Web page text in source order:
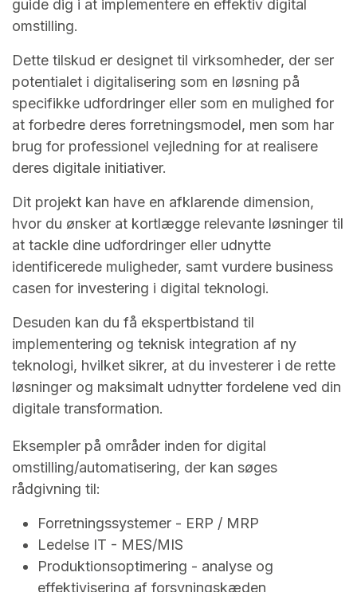
guide dig i at implementere en effektiv digital
omstilling.
Dette tilskud er designet til virksomheder, der ser
potentialet i digitalisering som en løsning på
specifikke udfordringer eller som en mulighed for
at forbedre deres forretningsmodel, men som har
brug for professionel vejledning for at realisere
deres digitale initiativer.
Dit projekt kan have en afklarende dimension,
hvor du ønsker at kortlægge relevante løsninger til
at tackle dine udfordringer eller udnytte
identificerede muligheder, samt vurdere business
casen for investering i digital teknologi.
Desuden kan du få ekspertbistand til
implementering og teknisk integration af ny
teknologi, hvilket sikrer, at du investerer i de rette
løsninger og maksimalt udnytter fordelene ved din
digitale transformation.
Eksempler på områder inden for digital
omstilling/automatisering, der kan søges
rådgivning til:
Forretningssystemer - ERP / MRP
Ledelse IT - MES/MIS
Produktionsoptimering - analyse og
effektivisering af forsyningskæden